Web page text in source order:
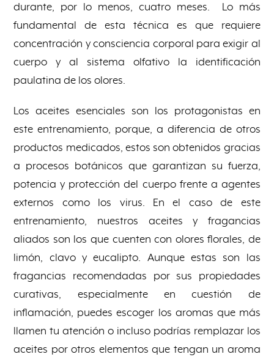
durante, por lo menos, cuatro meses. Lo más
fundamental de esta técnica es que requiere
concentración y consciencia corporal para exigir al
cuerpo y al sistema olfativo la identificación
paulatina de los olores.
Los aceites esenciales son los protagonistas en
este entrenamiento, porque, a diferencia de otros
productos medicados, estos son obtenidos gracias
a procesos botánicos que garantizan su fuerza,
potencia y protección del cuerpo frente a agentes
externos como los virus. En el caso de este
entrenamiento, nuestros aceites y fragancias
aliados son los que cuenten con olores florales, de
limón, clavo y eucalipto. Aunque estas son las
fragancias recomendadas por sus propiedades
curativas, especialmente en cuestión de
inflamación, puedes escoger los aromas que más
llamen tu atención o incluso podrías remplazar los
aceites por otros elementos que tengan un aroma